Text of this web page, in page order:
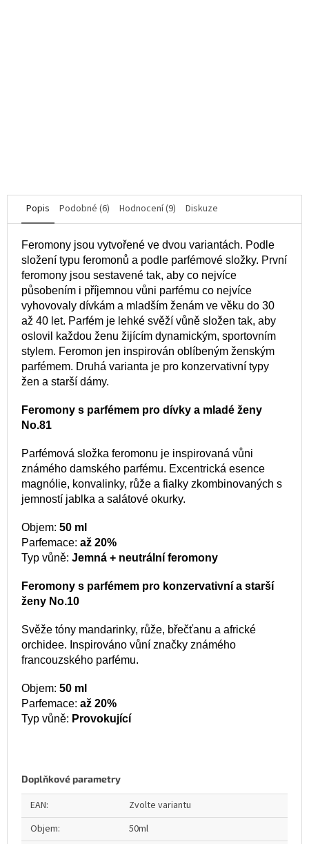
Popis Podobné (6) Hodnocení (9) Diskuze
Feromony jsou vytvořené ve dvou variantách. Podle
složení typu feromonů a podle parfémové složky. První
feromony jsou sestavené tak, aby co nejvíce
působením i příjemnou vůni parfému co nejvíce
vyhovovaly dívkám a mladším ženám ve věku do 30
až 40 let. Parfém je lehké svěží vůně složen tak, aby
oslovil každou ženu žijícím dynamickým, sportovním
stylem. Feromon jen inspirován oblíbeným ženským
parfémem. Druhá varianta je pro konzervativní typy
žen a starší dámy.
Feromony s parfémem pro dívky a mladé ženy
No.81
Parfémová složka feromonu je inspirovaná vůni
známého damského parfému. Excentrická esence
magnólie, konvalinky, růže a fialky zkombinovaných s
jemností jablka a salátové okurky.
Objem: 50 ml
Parfemace: až 20%
Typ vůně: Jemná + neutrální feromony
Feromony s parfémem pro konzervativní a starší
ženy No.10
Svěže tóny mandarinky, růže, břečťanu a africké
orchidee. Inspirováno vůní značky známého
francouzského parfému.
Objem: 50 ml
Parfemace: až 20%
Typ vůně: Provokující
Doplňkové parametry
EAN:
Zvolte variantu
Objem:
50ml